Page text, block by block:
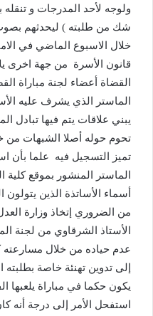
ولوجه لأحد المدرجات و
شك من طلبته ) ليحدثهم
خلال الاسبوع الماضي في
قانون الأسرة من جهة اخرى
القضاة أعضاء لجنة مباراة
الماستر الذي يشرف عليه
يبني علاقات يتم فيها تبادل
تحوم حوله أصلا الشبهات من
تميز التسجيل فيه علما بأن
الماستر المنشور بموقع
أسماء الأساتذة الذين
من الضروري إتخاذ وزارة
الأستاذ الشرقاوي من لجنة
عدم حياده من خلال مسارعته
إلى تدوين تهنئة خاصة بطلبته
يكون حكما في مباراة يلعبها
استفحل الأمر إلى درجة أنه